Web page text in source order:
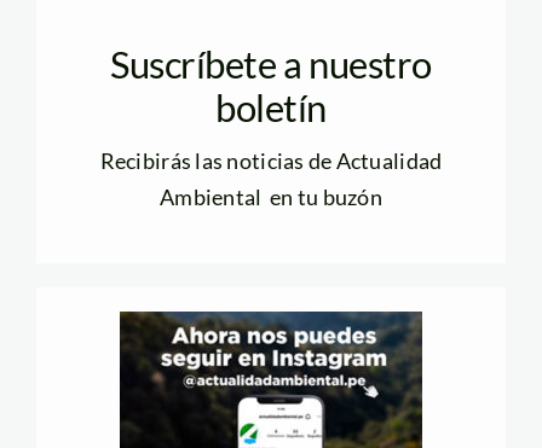
Suscríbete a nuestro
boletín
Recibirás las noticias de Actualidad
Ambiental en tu buzón